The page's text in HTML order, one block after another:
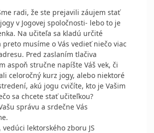
radi, že ste prejavili záujem stať
v Jogovej spoločnosti- lebo to je
Na učiteľa sa kladú určité
preto musíme o Vás vedieť niečo viac
Pred zaslaním tlačiva
aspoň stručne napíšte Váš vek, či
celoročný kurz jogy, alebo niektoré
akú jogu cvičíte, kto je Vašim
sa chcete stať učiteľkou?
správu a srdečne Vás
vedúci lektorského zboru JS